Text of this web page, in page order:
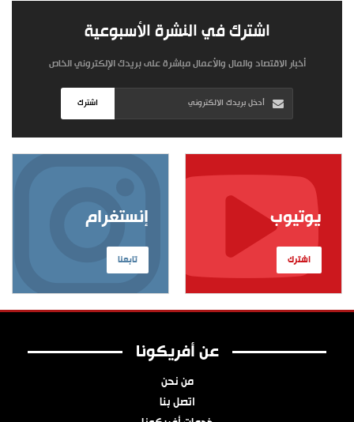
اشترك في النشرة الأسبوعية
أخبار الاقتصاد والمال والأعمال مباشرة على بريدك الإلكتروني الخاص
اشترك
إنستغرام
تابعنا
يوتيوب
اشترك
عن أفريكونا
من نحن
اتصل بنا